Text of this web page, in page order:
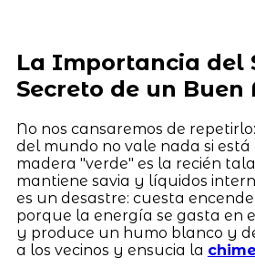
La Importancia del
Secreto de un Buen
No nos cansaremos de
del mundo no vale nada si está
madera "verde" es la recién
mantiene savia y líquidos
es un desastre: cuesta
porque la energía se gasta en
y produce un humo blanco y
a los vecinos y ensucia la